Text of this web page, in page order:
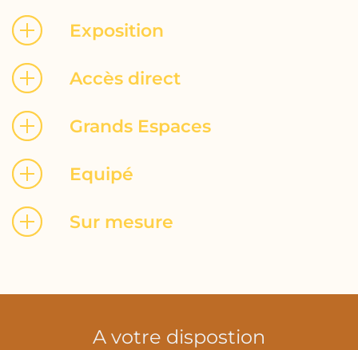
Exposition
Accès direct
Grands Espaces
Equipé
Sur mesure
A votre dispostion